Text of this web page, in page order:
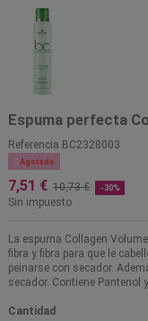
Espuma perfecta
Referencia BC2328003
 Agotado
7,51 € 10,73 € -30%
Sin impuesto
La espuma Collagen
fibra y fibra para que le
peinarse con secador.
secador. Contiene Pantenol
Cantidad